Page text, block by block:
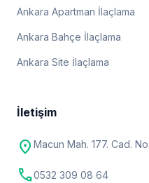
Ankara Apartman İlaçlama
Ankara Bahçe İlaçlama
Ankara Site İlaçlama
İletişim
location_on Macun Mah. 177. Cad.
call0532 309 08 64